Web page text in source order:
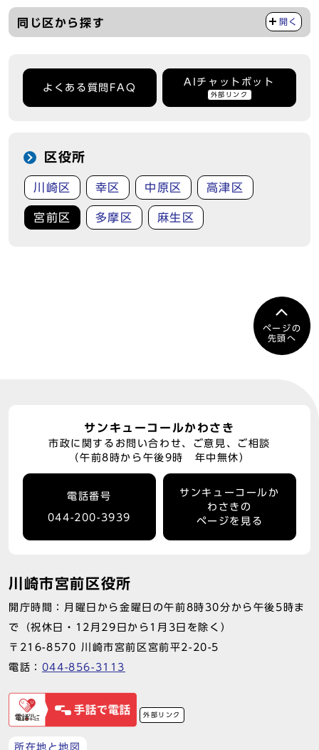
同じ区から探す 開く
よくある質問FAQ
AIチャットボット
外部リンク
区役所
川崎区 幸区 中原区 高津区
宮前区 多摩区 麻生区
ページの
先頭へ
サンキューコールかわさき
市政に関するお問い合わせ、ご意見、ご相談
（午前8時から午後9時 年中無休）
電話番号
044-200-3939
サンキューコールか
わさきの
ページを見る
川崎市宮前区役所
開庁時間：月曜日から金曜日の午前8時30分から午後5時ま
で（祝休日・12月29日から1月3日を除く）
〒216-8570 川崎市宮前区宮前平2-20-5
電話： 044-856-3113
外部リンク
所在地と地図